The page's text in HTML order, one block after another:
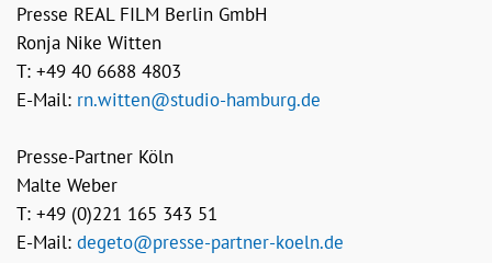
Presse REAL FILM Berlin GmbH
Ronja Nike Witten
T: +49 40 6688 4803
E-Mail: rn.witten@studio-hamburg.de
Presse-Partner Köln
Malte Weber
T: +49 (0)221 165 343 51
E-Mail: degeto@presse-partner-koeln.de